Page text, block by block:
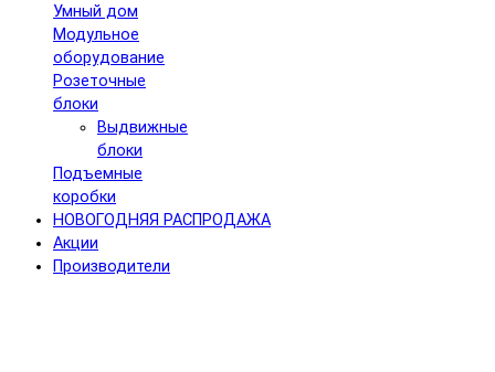
Умный дом
Модульное
оборудование
Розеточные
блоки
Выдвижные
блоки
Подъемные
коробки
НОВОГОДНЯЯ РАСПРОДАЖА
Акции
Производители